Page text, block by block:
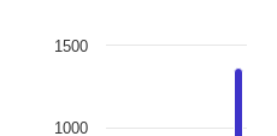
1000
1500